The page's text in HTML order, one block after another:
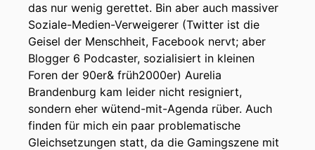
das nur wenig gerettet. Bin aber auch massiver
Soziale-Medien-Verweigerer (Twitter ist die
Geisel der Menschheit, Facebook nervt; aber
Blogger 6 Podcaster, sozialisiert in kleinen
Foren der 90er& früh2000er) Aurelia
Brandenburg kam leider nicht resigniert,
sondern eher wütend-mit-Agenda rüber. Auch
finden für mich ein paar problematische
Gleichsetzungen statt, da die Gamingszene mit